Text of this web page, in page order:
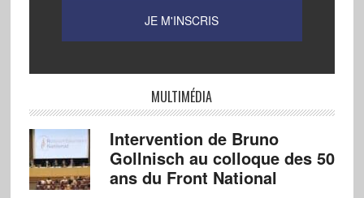
MULTIMÉDIA
Intervention de Bruno
Gollnisch au colloque des 50
ans du Front National